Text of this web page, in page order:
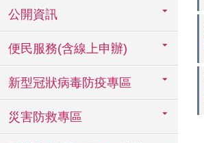
公開資訊
便民服務(含線上申辦)
新型冠狀病毒防疫專區
災害防救專區